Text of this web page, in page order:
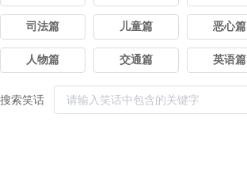
司法篇 儿童篇 恶心篇
人物篇 交通篇 英语篇
搜索笑话